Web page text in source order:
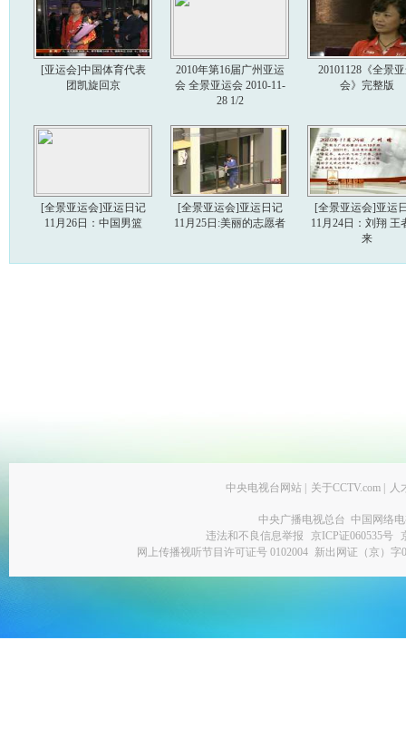
[亚运会]中国体育代表
团凯旋回京
2010年第16届广州亚运
会 全景亚运会 2010-11-
28 1/2
20101128《全景
会》完整版
[全景亚运会]亚运日记
11月26日：中国男篮
[全景亚运会]亚运日记
11月25日:美丽的志愿者
[全景亚运会]亚运
11月24日：刘翔 王
来
中央电视台网站 关于CCTV.com 人
中央广播电视总台 中国网络
违法和不良信息举报
京ICP证060535号
网上传播视听节目许可证号 0102004 新出网证（京）